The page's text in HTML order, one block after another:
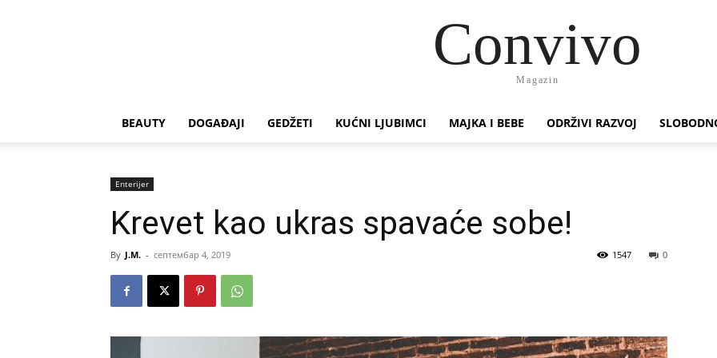
Convivo
Magazin
BEAUTY DOGAĐAJI GEDŽETI KUĆNI LJUBIMCI MAJKA I BEBE ODRŽIVI RAZVOJ
Enterijer
Krevet kao ukras spavaće sobe!
By J.M. - септембар 4, 2019 0
1547